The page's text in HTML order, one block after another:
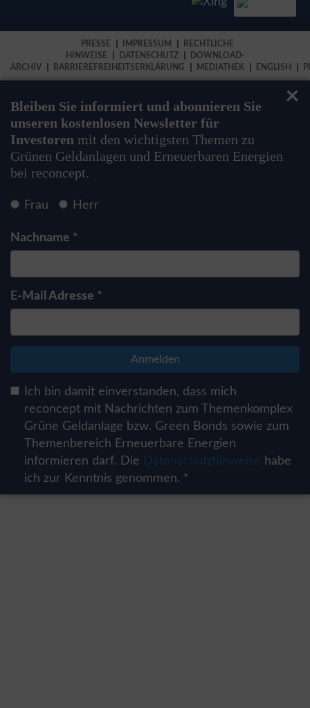
PRESSE IMPRESSUM
RECHTLICHE
HINWEISE
DATENSCHUTZ
DOWNLOAD-
ARCHIV
BARRIEREFREIHEITSERKLÄRUNG MEDIATHEK ENGLISH
×
Bleiben Sie informiert und abonnieren Sie
unseren kostenlosen Newsletter für
Investoren mit den wichtigsten Themen zu
Grünen Geldanlagen und Erneuerbaren Energien
bei reconcept.
Frau Herr
Nachname *
E-Mail Adresse *
Anmelden
Ich bin damit einverstanden, dass mich
reconcept mit Nachrichten zum Themenkomplex
Grüne Geldanlage bzw. Green Bonds sowie zum
Themenbereich Erneuerbare Energien
informieren darf. Die Datenschutzhinweise habe
ich zur Kenntnis genommen. *